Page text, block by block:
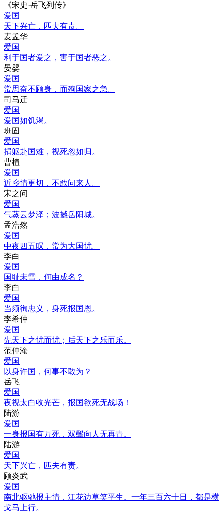
《宋史·岳飞列传》
爱国
天下兴亡，匹夫有责。
麦孟华
爱国
利于国者爱之，害于国者恶之。
晏婴
爱国
常思奋不顾身，而殉国家之急。
司马迁
爱国
爱国如饥渴。
班固
爱国
捐躯赴国难，视死忽如归。
曹植
爱国
近乡情更切，不敢问来人。
宋之问
爱国
气蒸云梦泽；波撼岳阳城。
孟浩然
爱国
中夜四五叹，常为大国忧。
李白
爱国
国耻未雪，何由成名？
李白
爱国
当须徇忠义，身死报国恩。
李希仲
爱国
先天下之忧而忧；后天下之乐而乐。
范仲淹
爱国
以身许国，何事不敢为？
岳飞
爱国
夜视太白收光芒，报国欲死无战场！
陆游
爱国
一身报国有万死，双鬓向人无再青。
陆游
爱国
天下兴亡，匹夫有责。
顾炎武
爱国
南北驱驰报主情，江花边草笑平生。一年三百六十日，都是横
戈马上行。